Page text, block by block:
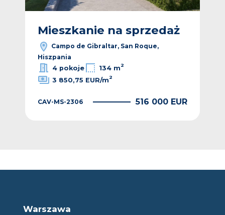
Mieszkanie na sprzedaż
Campo de Gibraltar, San Roque,
Hiszpania
4 pokoje
134 m2
3 850,75 EUR/m2
CAV-MS-2306 516 000 EUR
Warszawa